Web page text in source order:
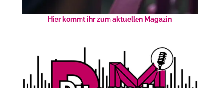
Hier kommt ihr zum aktuellen Magazin